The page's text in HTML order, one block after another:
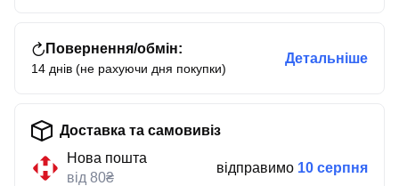
Повернення/обмін:
14 днів (не рахуючи дня покупки)
Детальніше
Доставка та самовивіз
Нова пошта
від 80₴
відправимо 10 серпня